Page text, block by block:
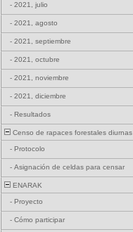
- 2021, julio
- 2021, agosto
- 2021, septiembre
- 2021, octubre
- 2021, noviembre
- 2021, diciembre
- Resultados
Censo de rapaces forestales diurnas
- Protocolo
- Asignación de celdas para censar
ENARAK
- Proyecto
- Cómo participar